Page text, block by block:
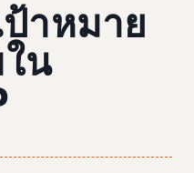
าหมาย
น